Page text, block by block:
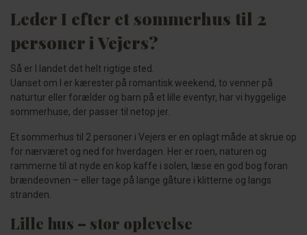
Leder I efter et sommerhus til 2
personer i Vejers?
Så er I landet det helt rigtige sted.
Uanset om I er kærester på romantisk weekend, to venner på
naturtur eller forælder og barn på et lille eventyr, har vi hyggelige
sommerhuse, der passer til netop jer.
Et sommerhus til 2 personer i Vejers er en oplagt måde at skrue op
for nærværet og ned for hverdagen. Her er roen, naturen og
rammerne til at nyde en kop kaffe i solen, læse en god bog foran
brændeovnen – eller tage på lange gåture i klitterne og langs
stranden.
Lille hus – stor oplevelse